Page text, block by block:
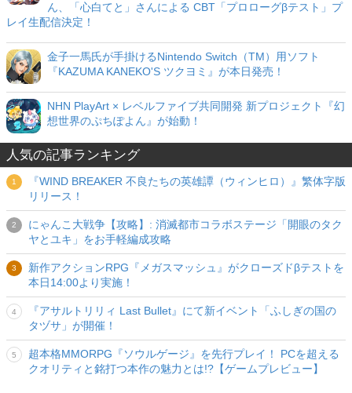
ん、「心白てと」さんによる CBT「プロローグβテスト」プ
レイ生配信決定！
金子一馬氏が手掛けるNintendo Switch（TM）用ソフト
『KAZUMA KANEKO'S ツクヨミ』が本日発売！
NHN PlayArt × レベルファイブ共同開発 新プロジェクト『幻
想世界のぷちぽよん』が始動！
人気の記事ランキング
『WIND BREAKER 不良たちの英雄譚（ウィンヒロ）』繁体字版
リリース！
にゃんこ大戦争【攻略】: 消滅都市コラボステージ「開眼のタク
ヤとユキ」をお手軽編成攻略
新作アクションRPG『メガスマッシュ』がクローズドβテストを
本日14:00より実施！
『アサルトリリィ Last Bullet』にて新イベント「ふしぎの国の
タヅサ」が開催！
超本格MMORPG『ソウルゲージ』を先行プレイ！ PCを超える
クオリティと銘打つ本作の魅力とは!?【ゲームプレビュー】